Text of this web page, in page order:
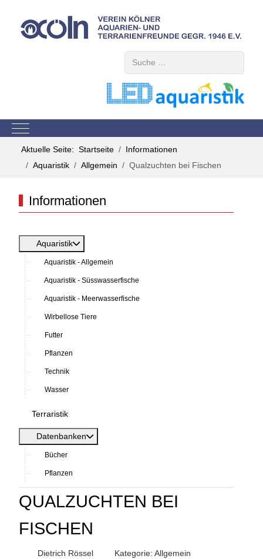
Mobile Menu Toggle
Aktuelle Seite: Startseite
Informationen
Aquaristik
Allgemein Qualzuchten bei Fischen
Informationen
Aquaristik
Aquaristik - Allgemein
Aquaristik - Süsswasserfische
Aquaristik - Meerwasserfische
Wirbellose Tiere
Futter
Pflanzen
Technik
Wasser
Terraristik
Datenbanken
Bücher
Pflanzen
QUALZUCHTEN BEI
FISCHEN
Dietrich Rössel Kategorie: Allgemein